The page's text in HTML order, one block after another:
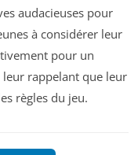
audacieuses pour
à considérer leur
pour un
rappelant que leur
règles du jeu.